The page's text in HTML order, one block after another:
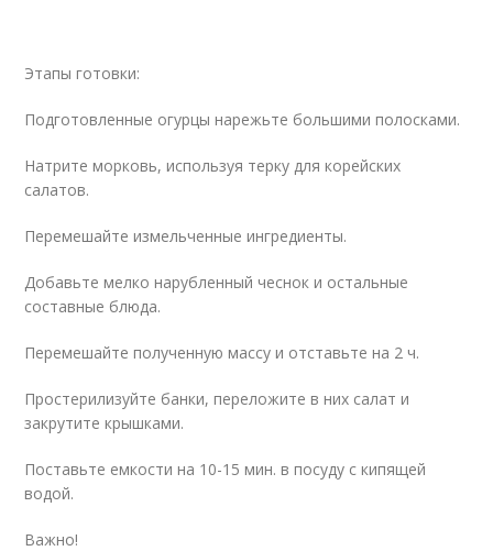
Этапы готовки:
Подготовленные огурцы нарежьте большими полосками.
Натрите морковь, используя терку для корейских
салатов.
Перемешайте измельченные ингредиенты.
Добавьте мелко нарубленный чеснок и остальные
составные блюда.
Перемешайте полученную массу и отставьте на 2 ч.
Простерилизуйте банки, переложите в них салат и
закрутите крышками.
Поставьте емкости на 10-15 мин. в посуду с кипящей
водой.
Важно!